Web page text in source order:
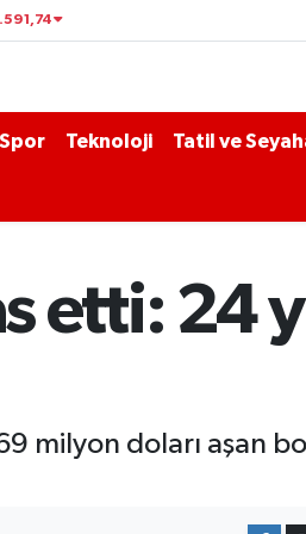
Spor Teknoloji Tatil ve
etti: 24
milyon doları aşan